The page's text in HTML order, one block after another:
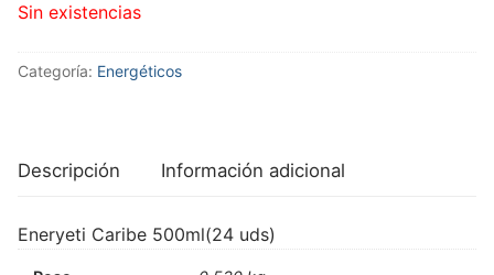
Sin existencias
Categoría: Energéticos
Descripción Información adicional
Eneryeti Caribe 500ml(24 uds)